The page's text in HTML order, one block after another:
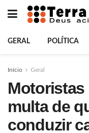
GERAL POLÍTICA
Início Geral
Motoristas
multa de
conduzir